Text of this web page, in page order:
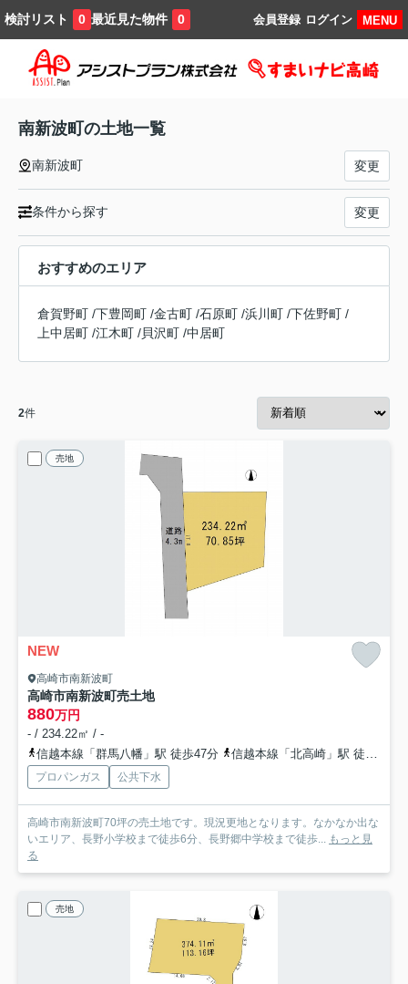
検討リスト 0 最近見た物件 0 MENU
ログイン
会員登録
南新波町の土地一覧
南新波町 変更
条件から探す 変更
おすすめのエリア
倉賀野町 /下豊岡町 /金古町 /石原町 /浜川町 /下佐野町 /
上中居町 /江木町 /貝沢町 /中居町
2件
売地
NEW
高崎市南新波町
高崎市南新波町売土地
880万円
- / 234.22㎡ / -
信越本線「群馬八幡」駅 徒歩47分
信越本線「北高崎」駅 徒歩61分
プロパンガス 公共下水
高崎市南新波町70坪の売土地です。現況更地となります。なかなか出な
いエリア、長野小学校まで徒歩6分、長野郷中学校まで徒歩...
もっと見
る
売地